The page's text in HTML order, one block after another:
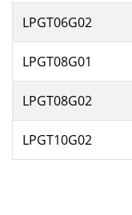
LPGT06G02
LPGT08G01
LPGT08G02
LPGT10G02